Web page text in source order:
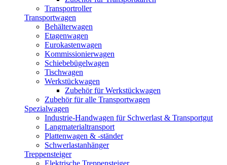
Transportroller
Transportwagen
Behälterwagen
Etagenwagen
Eurokastenwagen
Kommissionierwagen
Schiebebügelwagen
Tischwagen
Werkstückwagen
Zubehör für Werkstückwagen
Zubehör für alle Transportwagen
Spezialwagen
Industrie-Handwagen für Schwerlast & Transportgut
Langmaterialtransport
Plattenwagen & -ständer
Schwerlastanhänger
Treppensteiger
Elektrische Treppensteiger